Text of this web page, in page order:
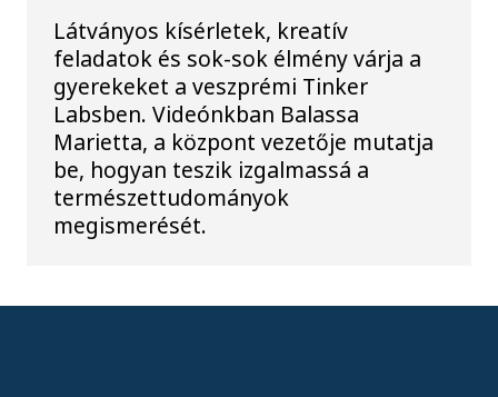
Látványos kísérletek, kreatív
feladatok és sok-sok élmény várja a
gyerekeket a veszprémi Tinker
Labsben. Videónkban Balassa
Marietta, a központ vezetője mutatja
be, hogyan teszik izgalmassá a
természettudományok
megismerését.